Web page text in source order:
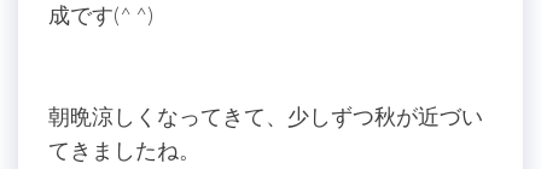
成です(^ ^)
朝晩涼しくなってきて、少しずつ秋が近づい
てきましたね。